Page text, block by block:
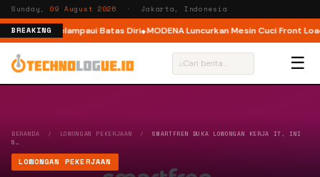
Sunday, 09 August 2026 · Jakarta, Indonesia
BREAKING
Pelari Melampaui Batas Diri MODENA Luncurkan Mesin Cuci Front Load
⌕ ☰
BERANDA / LOWONGAN PEKERJAAN /SMARTFREN BUKA LOWONGAN KERJA IT, INI
S…
LOWONGAN PEKERJAAN